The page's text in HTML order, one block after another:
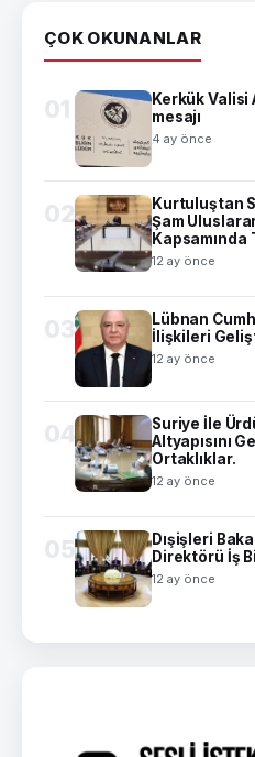
ÇOK OKUNANLAR
01
Kerkük Valisi
mesajı
4 ay önce
02
Kurtuluştan
Şam
12 ay önce
03
Lübnan
İlişkileri
12 ay önce
04
Suriye İle
Altyapısını
Ortaklıklar.
12 ay önce
05
Dışişleri
Direktörü İş
12 ay önce